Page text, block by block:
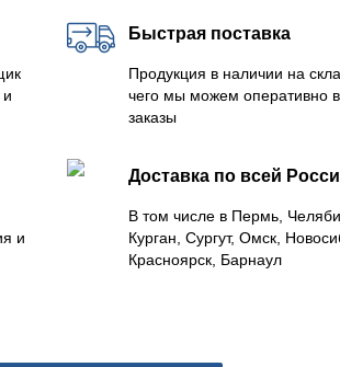
Быстрая поставка
Продукция в наличии на
чего мы можем оперативно
заказы
и
Доставка по всей
В том числе в Пермь,
Курган, Сургут, Омск,
Красноярск, Барнаул